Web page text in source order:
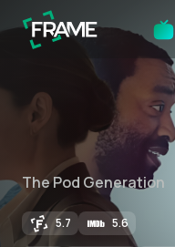
The Pod Generation
5.7 5.6